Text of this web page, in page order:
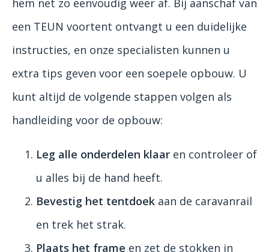
hem net zo eenvoudig weer af. Bij aanschaf van
een TEUN voortent ontvangt u een duidelijke
instructies, en onze specialisten kunnen u
extra tips geven voor een soepele opbouw. U
kunt altijd de volgende stappen volgen als
handleiding voor de opbouw:
Leg alle onderdelen klaar en controleer of
u alles bij de hand heeft.
Bevestig het tentdoek aan de caravanrail
en trek het strak.
Plaats het frame en zet de stokken in